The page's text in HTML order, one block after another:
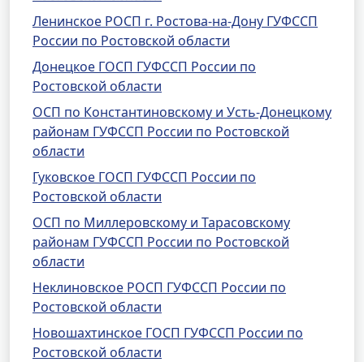
Ленинское РОСП г. Ростова-на-Дону ГУФССП
России по Ростовской области
Донецкое ГОСП ГУФССП России по
Ростовской области
ОСП по Константиновскому и Усть-Донецкому
районам ГУФССП России по Ростовской
области
Гуковское ГОСП ГУФССП России по
Ростовской области
ОСП по Миллеровскому и Тарасовскому
районам ГУФССП России по Ростовской
области
Неклиновское РОСП ГУФССП России по
Ростовской области
Новошахтинское ГОСП ГУФССП России по
Ростовской области